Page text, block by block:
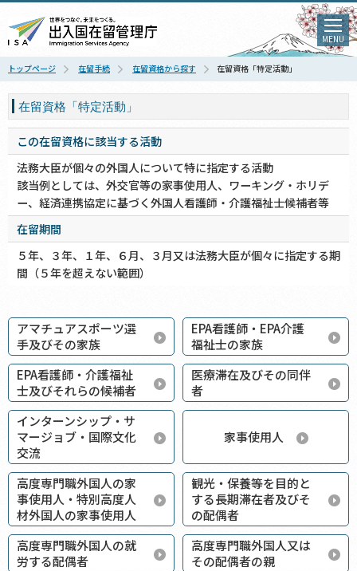
MENU
トップページ 在留手続 在留資格から探す 在留資格「特定活動」
在留資格「特定活動」
この在留資格に該当する活動
法務大臣が個々の外国人について特に指定する活動
該当例としては、外交官等の家事使用人、ワーキング・ホリデ
ー、経済連携協定に基づく外国人看護師・介護福祉士候補者等
在留期間
５年、３年、１年、６月、３月又は法務大臣が個々に指定する期
間（５年を超えない範囲）
アマチュアスポーツ選
手及びその家族
EPA看護師・EPA介護
福祉士の家族
EPA看護師・介護福祉
士及びそれらの候補者
医療滞在及びその同伴
者
インターンシップ・サ
マージョブ・国際文化
交流
家事使用人
高度専門職外国人の家
事使用人・特別高度人
材外国人の家事使用人
観光・保養等を目的と
する長期滞在者及びそ
の配偶者
高度専門職外国人の就
労する配偶者
高度専門職外国人又は
その配偶者の親